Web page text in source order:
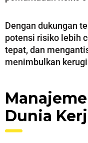
Dengan dukungan
potensi risiko lebih
tepat, dan
menimbulkan
Dunia